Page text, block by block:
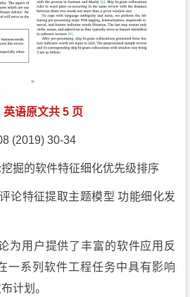
英语原文共 5 页
(2019) 30-34
掘的软件特征细化优先级排序
论特征提取主题模型 功能细化发
为用户提供了丰富的软件应用反
一系列软件工程任务中具有影响
计划。